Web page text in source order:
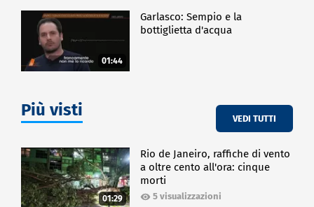
01:44
Garlasco: Sempio e la
bottiglietta d'acqua
Più visti VEDI TUTTI
01:29
Rio de Janeiro, raffiche di vento
a oltre cento all'ora: cinque
morti
5 visualizzazioni